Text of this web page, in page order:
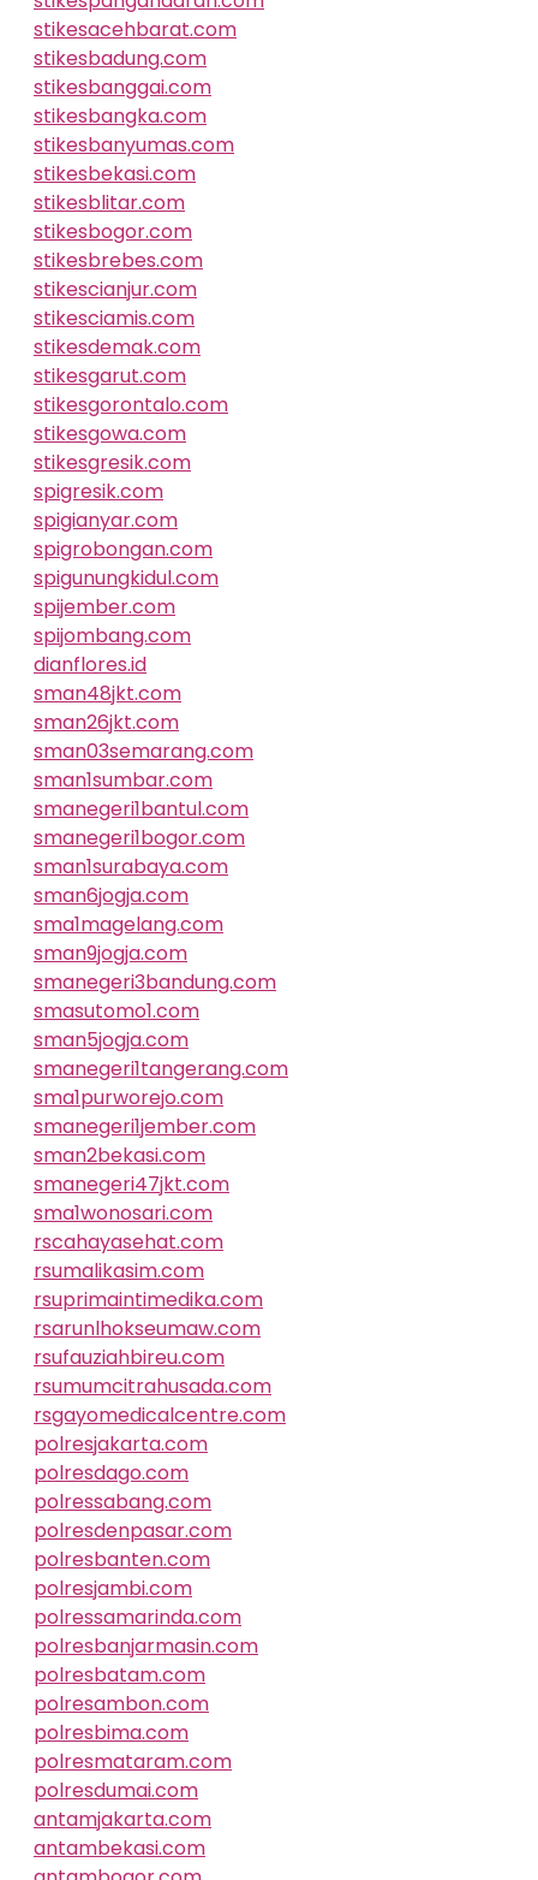
stikesacehbarat.com
stikesbadung.com
stikesbanggai.com
stikesbangka.com
stikesbanyumas.com
stikesbekasi.com
stikesblitar.com
stikesbogor.com
stikesbrebes.com
stikescianjur.com
stikesciamis.com
stikesdemak.com
stikesgarut.com
stikesgorontalo.com
stikesgowa.com
stikesgresik.com
spigresik.com
spigianyar.com
spigrobongan.com
spigunungkidul.com
spijember.com
spijombang.com
dianflores.id
sman48jkt.com
sman26jkt.com
sman03semarang.com
sman1sumbar.com
smanegeri1bantul.com
smanegeri1bogor.com
sman1surabaya.com
sman6jogja.com
sma1magelang.com
sman9jogja.com
smanegeri3bandung.com
smasutomo1.com
sman5jogja.com
smanegeri1tangerang.com
sma1purworejo.com
smanegeri1jember.com
sman2bekasi.com
smanegeri47jkt.com
sma1wonosari.com
rscahayasehat.com
rsumalikasim.com
rsuprimaintimedika.com
rsarunlhokseumaw.com
rsufauziahbireu.com
rsumumcitrahusada.com
rsgayomedicalcentre.com
polresjakarta.com
polresdago.com
polressabang.com
polresdenpasar.com
polresbanten.com
polresjambi.com
polressamarinda.com
polresbanjarmasin.com
polresbatam.com
polresambon.com
polresbima.com
polresmataram.com
polresdumai.com
antamjakarta.com
antambekasi.com